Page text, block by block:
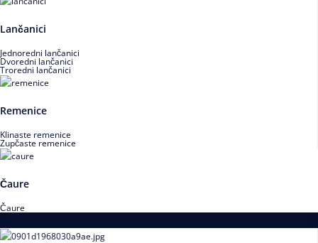
Lančanici
Jednoredni lančanici
Dvoredni lančanici
Troredni lančanici
Remenice
Klinaste remenice
Zupčaste remenice
Čaure
Čaure